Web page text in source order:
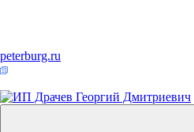
peterburg.ru